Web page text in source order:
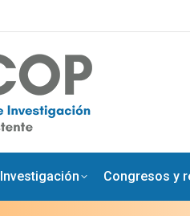
Investigación Congresos y